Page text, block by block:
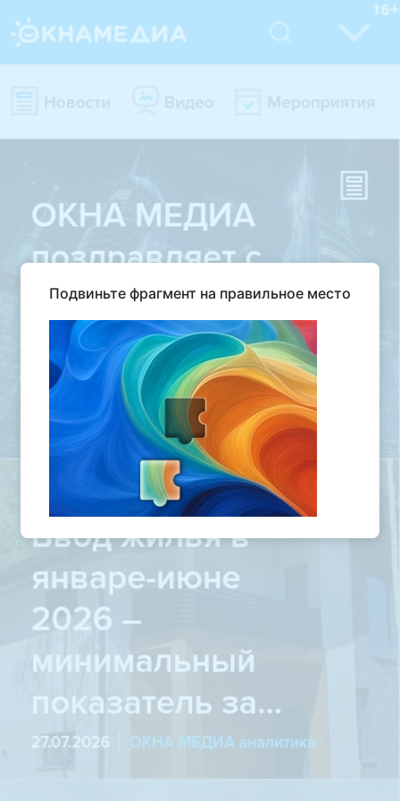
Подвиньте фрагмент на правильное место